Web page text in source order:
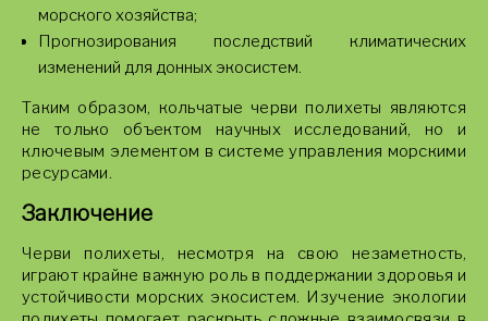
морского хозяйства;
Прогнозирования последствий климатических
изменений для донных экосистем.
Таким образом, кольчатые черви полихеты являются
не только объектом научных исследований, но и
ключевым элементом в системе управления морскими
ресурсами.
Заключение
Черви полихеты, несмотря на свою незаметность,
играют крайне важную роль в поддержании здоровья и
устойчивости морских экосистем. Изучение экологии